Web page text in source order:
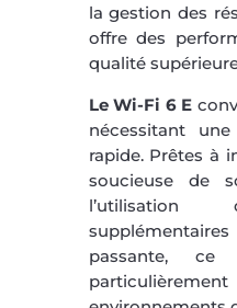
la gestion des
offre des
qualité
Le Wi-Fi 6 E
nécessitant
rapide. Prêtes à
soucieuse de
l’utilisation
passante,